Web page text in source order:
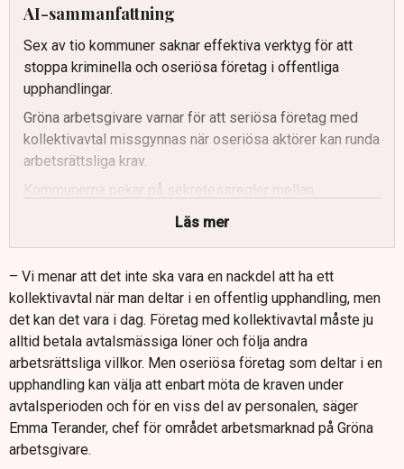
AI-sammanfattning
Sex av tio kommuner saknar effektiva verktyg för att
stoppa kriminella och oseriösa företag i offentliga
upphandlingar.
Gröna arbetsgivare varnar för att seriösa företag med
kollektivavtal missgynnas när oseriösa aktörer kan runda
arbetsrättsliga krav.
Kommunerna pekar på sekretessregler mellan
myndigheter som ett stort hinder för att kontrollera
leverantörer med allvarliga kontraktsbrister, något Gröna
arbetsgivare stödjer.
Trädgårds- och parkskötsel lyfts fram som en
riskbransch där arbetare, ofta från länder utanför EU,
utnyttjas och får för låga löner.
Företaget Grön Stad vittnar om växande konkurrens från
oseriösa aktörer och efterlyser skarpare kontroller och
bättre uppföljning från kommunerna.
Läs mer
– Vi menar att det inte ska vara en nackdel att ha ett
kollektivavtal när man deltar i en offentlig upphandling, men
det kan det vara i dag. Företag med kollektivavtal måste ju
alltid betala avtalsmässiga löner och följa andra
arbetsrättsliga villkor. Men oseriösa företag som deltar i en
upphandling kan välja att enbart möta de kraven under
avtalsperioden och för en viss del av personalen, säger
Emma Terander, chef för området arbetsmarknad på Gröna
arbetsgivare.